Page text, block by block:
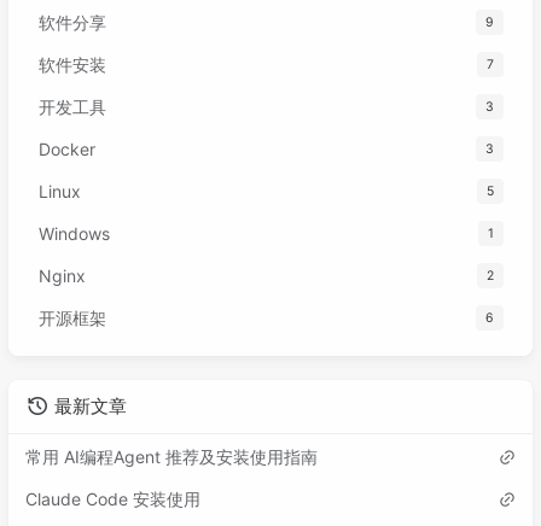
软件分享 9
软件安装 7
开发工具 3
Docker 3
Linux 5
Windows 1
Nginx 2
开源框架 6
最新文章
常用 AI编程Agent 推荐及安装使用指南
Claude Code 安装使用